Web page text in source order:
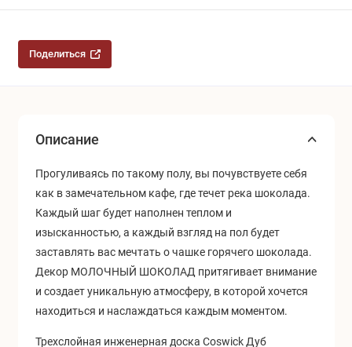
Поделиться
Описание
Прогуливаясь по такому полу, вы почувствуете себя
как в замечательном кафе, где течет река шоколада.
Каждый шаг будет наполнен теплом и
изысканностью, а каждый взгляд на пол будет
заставлять вас мечтать о чашке горячего шоколада.
Декор МОЛОЧНЫЙ ШОКОЛАД притягивает внимание
и создает уникальную атмосферу, в которой хочется
находиться и наслаждаться каждым моментом.
Трехслойная инженерная доска Coswick Дуб